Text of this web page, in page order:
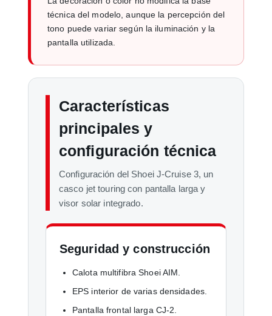
técnica del modelo, aunque la percepción del
tono puede variar según la iluminación y la
pantalla utilizada.
Características
principales y
configuración técnica
Configuración del Shoei J-Cruise 3, un
casco jet touring con pantalla larga y
visor solar integrado.
Seguridad y construcción
Calota multifibra Shoei AIM.
EPS interior de varias densidades.
Pantalla frontal larga CJ-2.